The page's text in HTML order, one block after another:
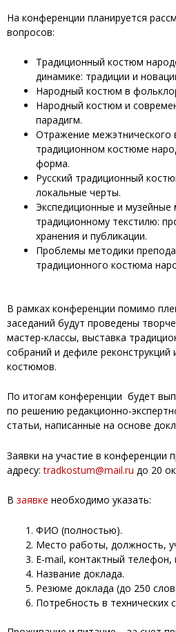
На конференции планируется
вопросов:
Традиционный костюм
динамике: традиции и
Народный костюм в
Народный костюм и
парадигм.
Отражение межэтнического
традиционном костюме
форма.
Русский традиционный
локальные черты.
Экспедиционные и музейные
традиционному текстилю:
хранения и публикации.
Проблемы методики
традиционного костюма
В рамках конференции помимо
заседаний будут проведены
мастер-классы, выставка
собраний и дефиле реконструкций
костюмов.
По итогам конференции будет
по решению редакционно-
статьи, написанные на основе
Заявки на участие в конференции
адресу:tradkostum@mail.ru до 20
В заявке необходимо указать:
ФИО (полностью).
Место работы, должность,
E-mail, контактный телефон,
Название доклада.
Резюме доклада (до 250
Потребность в технических